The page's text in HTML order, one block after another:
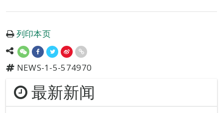
列印本页
NEWS-1-5-574970
最新新闻